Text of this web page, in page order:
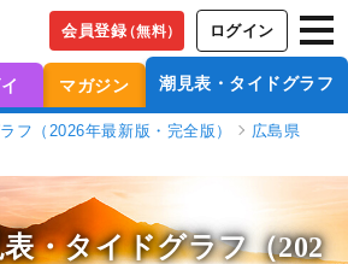
会員登録（無料） ログイン
マガジン 潮見表・タイドグラフ
フ（2026年最新版・完全版）
広島県
・タイドグラフ（202